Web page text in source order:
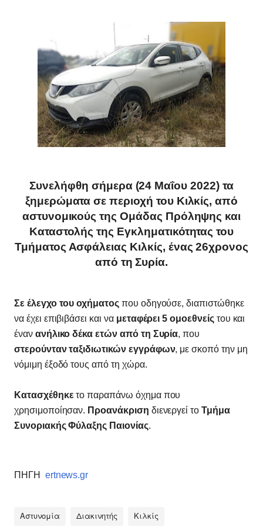
Συνελήφθη σήμερα (24 Μαΐου 2022) τα
ξημερώματα σε περιοχή του Κιλκίς, από
αστυνομικούς της Ομάδας Πρόληψης και
Καταστολής της Εγκληματικότητας του
Τμήματος Ασφάλειας Κιλκίς, ένας 26χρονος
από τη Συρία.
Σε έλεγχο του οχήματοςπου οδηγούσε, διαπιστώθηκε
να έχει επιβιβάσει και να μεταφέρει 5 ομοεθνείςτου και
έναν ανήλικο δέκα ετών από τη Συρία, που
στερούνταν ταξιδιωτικών εγγράφων, με σκοπό την μη
νόμιμη έξοδό τους από τη χώρα.
Κατασχέθηκετο παραπάνω όχημα που
χρησιμοποίησαν. Προανάκριση διενεργεί τοΤμήμα
Συνοριακής Φύλαξης Παιονίας.
ΠΗΓΗ ertnews.gr
Αστυνομία Διακινητής Κιλκίς